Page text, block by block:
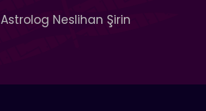
Astrolog Neslihan Şirin